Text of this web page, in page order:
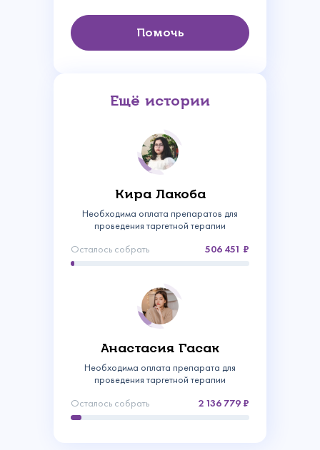
Помочь
Ещё истории
Кира Лакоба
Необходима оплата препаратов для
проведения таргетной терапии
Осталось собрать
506 451
Анастасия Гасак
Необходима оплата препарата для
проведения таргетной терапии
Осталось собрать
2 136 779
Спасибо!
Создать аккаунт
Войти
Связаться с
нами
Сделать пожертвование